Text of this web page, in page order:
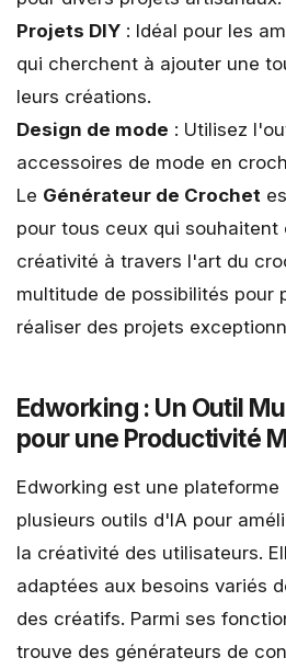
Projets DIY : Idéal pour les
qui cherchent à ajouter une
leurs créations.
Design de mode : Utilisez
accessoires de mode en
Le Générateur de Crochet
pour tous ceux qui souhaitent
créativité à travers l'art du
multitude de possibilités pour
réaliser des projets
Edworking : Un Outil
pour une Productivité
Edworking est une
plusieurs outils d'IA pour
la créativité des utilisateurs.
adaptées aux besoins variés
des créatifs. Parmi ses
trouve des générateurs de